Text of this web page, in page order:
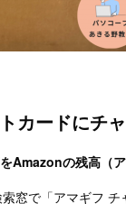
カードにチ
Amazonの残高（
窓で「アマギフ